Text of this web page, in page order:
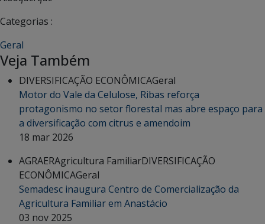
Categorias :
Geral
Veja Também
DIVERSIFICAÇÃO ECONÔMICAGeral
Motor do Vale da Celulose, Ribas reforça
protagonismo no setor florestal mas abre espaço para
a diversificação com citrus e amendoim
18 mar 2026
AGRAERAgricultura FamiliarDIVERSIFICAÇÃO
ECONÔMICAGeral
Semadesc inaugura Centro de Comercialização da
Agricultura Familiar em Anastácio
03 nov 2025